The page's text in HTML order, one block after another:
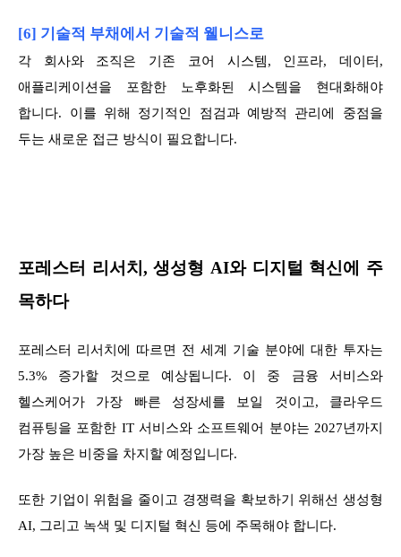
[6] 기술적 부채에서 기술적 웰니스로
각 회사와 조직은 기존 코어 시스템, 인프라, 데이터,
애플리케이션을 포함한 노후화된 시스템을 현대화해야
합니다. 이를 위해 정기적인 점검과 예방적 관리에 중점을
두는 새로운 접근 방식이 필요합니다.
포레스터 리서치, 생성형 AI와 디지털 혁신에 주
목하다
포레스터 리서치에 따르면 전 세계 기술 분야에 대한 투자는
5.3% 증가할 것으로 예상됩니다. 이 중 금융 서비스와
헬스케어가 가장 빠른 성장세를 보일 것이고, 클라우드
컴퓨팅을 포함한 IT 서비스와 소프트웨어 분야는 2027년까지
가장 높은 비중을 차지할 예정입니다.
또한 기업이 위험을 줄이고 경쟁력을 확보하기 위해선 생성형
AI, 그리고 녹색 및 디지털 혁신 등에 주목해야 합니다.